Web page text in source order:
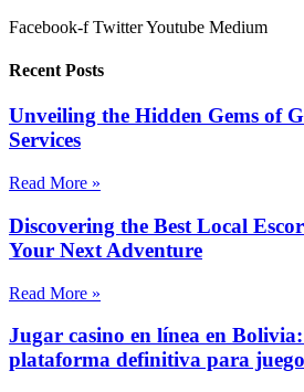
Facebook-f TwitterYoutube Medium
Recent Posts
Unveiling the Hidden Gems of
Services
Read More »
Discovering the Best Local
Your Next Adventure
Read More »
Jugar casino en línea en
plataforma definitiva para